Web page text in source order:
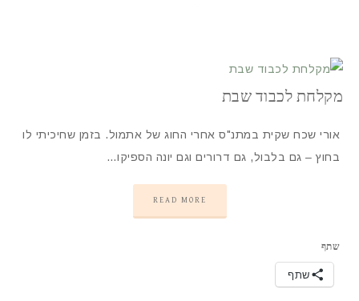
מקלחת לכבוד שבת
אורי שכח שקית במתנ"ס אחרי החוג של אתמול. בזמן שחיכיתי לו
בחוץ – גם בלבול, גם דרורים וגם יונה הספיקו…
READ MORE
שתף
שתף